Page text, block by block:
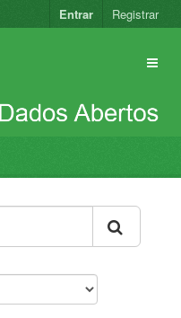
Entrar Registrar